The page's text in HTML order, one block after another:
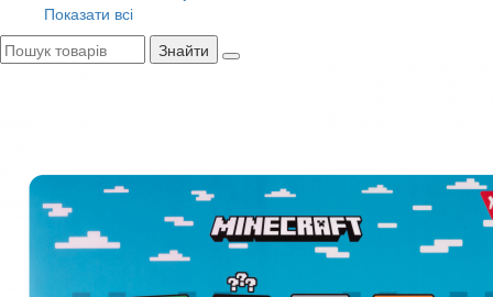
Показати всі
Знайти